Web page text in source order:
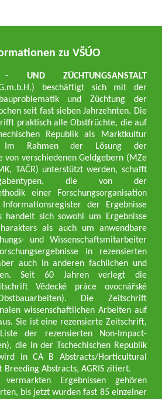
zu VŠÚO
- UND ZÜCHTUNGSANSTALT
beschäftigt sich mit der
und Züchtung der
seit fast sieben Jahrzehnten. Die
praktisch alle Obstfrüchte, die auf
Republik als Marktkultur
Im Rahmen der Lösung der
von verschiedenen Geldgebern (MZe
TAČR) unterstützt werden, schafft
die von der
einer Forschungsorganisation
der Ergebnisse
handelt sich sowohl um Ergebnisse
als auch um anwendbare
und Wissenschaftsmitarbeiter
in rezensierten
auch in anderen fachlichen und
Seit 60 Jahren verlegt die
Vědecké práce ovocnářské
Die Zeitschrift
wissenschaftlichen Arbeiten auf
Sie ist eine rezensierte Zeitschrift,
der rezensierten Non-Impact-
die in der Tschechischen Republik
in CA B Abstracts/Horticultural
Breeding Abstracts, AGRIS zitiert.
Ergebnissen gehören
bis jetzt wurden fast 85 einzelner